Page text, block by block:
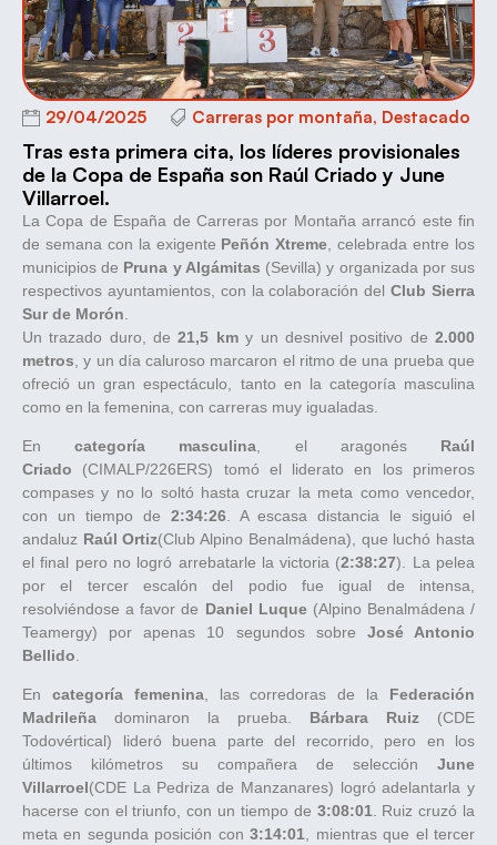
29/04/2025 Carreras por montaña, Destacado
Tras esta primera cita, los líderes provisionales
de la Copa de España son Raúl Criado y June
Villarroel.
La Copa de España de Carreras por Montaña arrancó este fin
de semana con la exigente Peñón Xtreme , celebrada entre los
municipios de Pruna y Algámitas (Sevilla) y organizada por sus
respectivos ayuntamientos, con la colaboración delClub Sierra
Sur de Morón
Un trazado duro, de21,5 kmy un desnivel positivo de2.000
metros , y un día caluroso marcaron el ritmo de una prueba que
ofreció un gran espectáculo, tanto en la categoría masculina
como en la femenina, con carreras muy igualadas.
Encategoría masculina , el aragonés Raúl
Criado (CIMALP/226ERS) tomó el liderato en los primeros
compases y no lo soltó hasta cruzar la meta como vencedor,
con un tiempo de 2:34:26. A escasa distancia le siguió el
andaluz Raúl Ortiz(Club Alpino Benalmádena), que luchó hasta
el final pero no logró arrebatarle la victoria (2:38:27). La pelea
por el tercer escalón del podio fue igual de intensa,
resolviéndose a favor de Daniel Luque(Alpino Benalmádena /
Teamergy) por apenas 10 segundos sobre José Antonio
Bellido
En categoría femenina, las corredoras de la Federación
Madrileña dominaron la prueba. Bárbara Ruiz (CDE
Todovértical) lideró buena parte del recorrido, pero en los
últimos kilómetros su compañera de selección June
Villarroel(CDE La Pedriza de Manzanares) logró adelantarla y
hacerse con el triunfo, con un tiempo de 3:08:01. Ruiz cruzó la
meta en segunda posición con3:14:01, mientras que el tercer